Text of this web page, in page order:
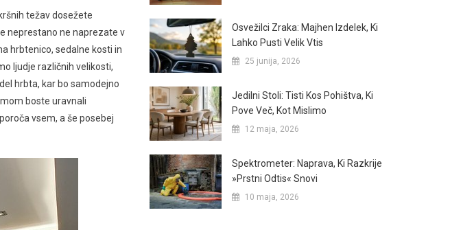
težav dosežete
neprestano ne naprezate v
hrbtenico, sedalne kosti in
ljudje različnih velikosti,
hrbta, kar bo samodejno
boste uravnali
vsem, a še posebej
Osvežilci Zraka: Majhen Izdelek, Ki
Lahko Pusti Velik Vtis
25 junija, 2026
Jedilni Stoli: Tisti Kos Pohištva, Ki
Pove Več, Kot Mislimo
12 maja, 2026
Spektrometer: Naprava, Ki Razkrije
»prstni Odtis« Snovi
10 maja, 2026